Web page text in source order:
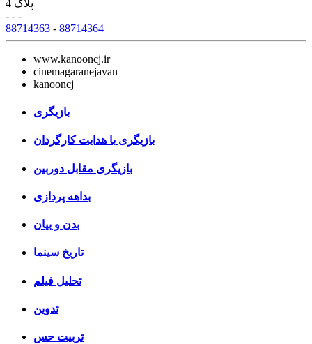
پلاک 4
- - -
88714363 - 88714364
www.kanooncj.ir
cinemagaranejavan
kanooncj
بازیگری
بازیگری با هدایت کارگردان
بازیگری مقابل دوربین
بداهه پردازی
بدن و بیان
تاریخ سینما
تحلیل فیلم
تدوین
تربیت حس